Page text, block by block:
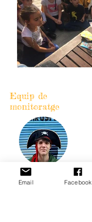
Equip de
monitoratge
Sara Casanovas
Email Facebook